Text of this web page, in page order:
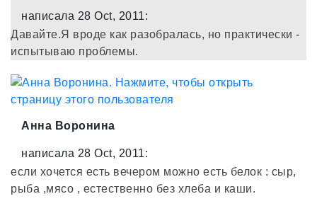
написала 28 Oct, 2011:
Давайте.Я вроде как разобралась, но практически -
испытываю проблемы.
Анна Воронина
написала 28 Oct, 2011:
если хочется есть вечером можно есть белок : сыр,
рыба ,мясо , естественно без хлеба и каши.